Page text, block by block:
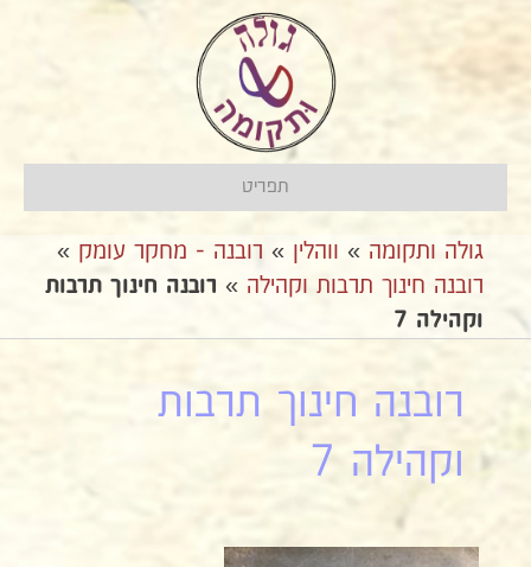
תפריט
גולה ותקומה » ווהלין » רובנה - מחקר עומק »
רובנה חינוך תרבות וקהילה » רובנה חינוך תרבות
וקהילה 7
רובנה חינוך תרבות
וקהילה 7